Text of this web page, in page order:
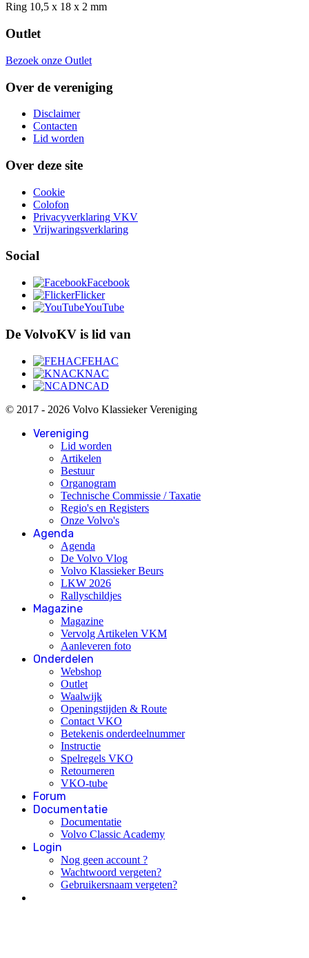
Ring 10,5 x 18 x 2 mm
Outlet
Bezoek onze Outlet
Over de vereniging
Disclaimer
Contacten
Lid worden
Over deze site
Cookie
Colofon
Privacyverklaring VKV
Vrijwaringsverklaring
Social
Facebook
Flicker
YouTube
De VolvoKV is lid van
FEHAC
KNAC
NCAD
© 2017 - 2026 Volvo Klassieker Vereniging
Vereniging
Lid worden
Artikelen
Bestuur
Organogram
Technische Commissie / Taxatie
Regio's en Registers
Onze Volvo's
Agenda
Agenda
De Volvo Vlog
Volvo Klassieker Beurs
LKW 2026
Rallyschildjes
Magazine
Magazine
Vervolg Artikelen VKM
Aanleveren foto
Onderdelen
Webshop
Outlet
Waalwijk
Openingstijden & Route
Contact VKO
Betekenis onderdeelnummer
Instructie
Spelregels VKO
Retourneren
VKO-tube
Forum
Documentatie
Documentatie
Volvo Classic Academy
Login
Nog geen account ?
Wachtwoord vergeten?
Gebruikersnaam vergeten?